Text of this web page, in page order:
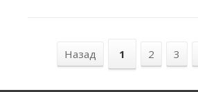
Назад 1 2 3